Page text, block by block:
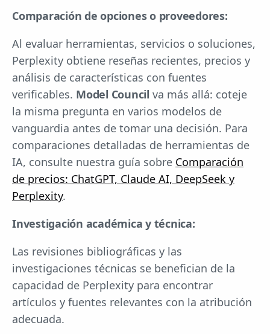
Comparación de opciones o proveedores:
Al evaluar herramientas, servicios o soluciones,
Perplexity obtiene reseñas recientes, precios y
análisis de características con fuentes
verificables. Model Council va más allá: coteje
la misma pregunta en varios modelos de
vanguardia antes de tomar una decisión. Para
comparaciones detalladas de herramientas de
IA, consulte nuestra guía sobre Comparación
de precios: ChatGPT, Claude AI, DeepSeek y
Perplexity.
Investigación académica y técnica:
Las revisiones bibliográficas y las
investigaciones técnicas se benefician de la
capacidad de Perplexity para encontrar
artículos y fuentes relevantes con la atribución
adecuada.